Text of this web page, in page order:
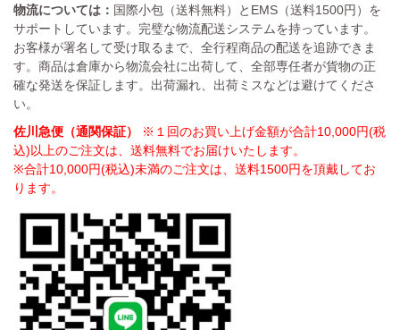
物流については： 国際小包（送料無料）とEMS（送料1500円）を
サポートしています。完璧な物流配送システムを持っています。
お客様が署名して受け取るまで、全行程商品の配送を追跡できま
す。商品は倉庫から物流会社に出荷して、全部専任者が貨物の正
確な発送を保証します。出荷漏れ、出荷ミスなどは避けてくださ
い。
佐川急便（通関保証）
※１回のお買い上げ金額が合計10,000円(税
込)以上のご注文は、送料無料でお届けいたします。
※合計10,000円(税込)未満のご注文は、送料1500円を頂戴してお
ります。